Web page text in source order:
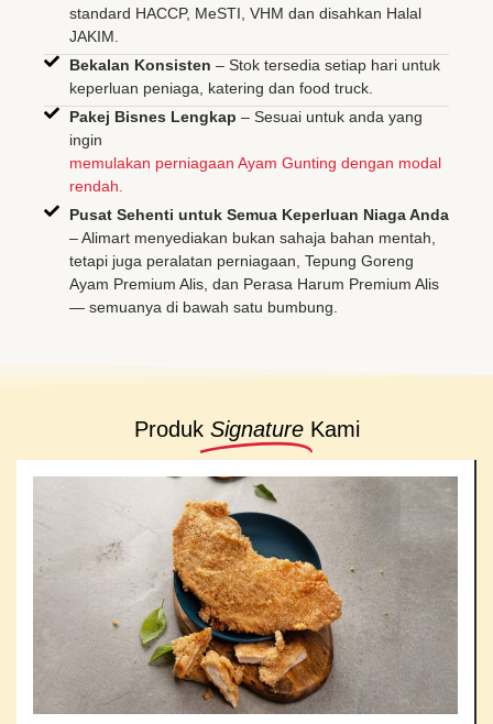
standard HACCP, MeSTI, VHM dan disahkan Halal
JAKIM.
Bekalan Konsisten – Stok tersedia setiap hari untuk
keperluan peniaga, katering dan food truck.
Pakej Bisnes Lengkap – Sesuai untuk anda yang
ingin
memulakan perniagaan Ayam Gunting dengan modal
rendah.
Pusat Sehenti untuk Semua Keperluan Niaga Anda
– Alimart menyediakan bukan sahaja bahan mentah,
tetapi juga peralatan perniagaan, Tepung Goreng
Ayam Premium Alis, dan Perasa Harum Premium Alis
— semuanya di bawah satu bumbung.
Produk Signature Kami